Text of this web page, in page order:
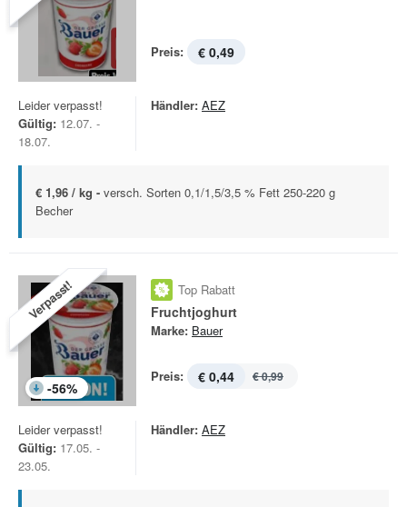
Preis: € 0,49
Leider verpasst!
Gültig: 12.07. -
18.07.
Händler: AEZ
€ 1,96 / kg - versch. Sorten 0,1/1,5/3,5 % Fett 250-220 g
Becher
Verpasst!
-56%
Top Rabatt
Fruchtjoghurt
Marke: Bauer
Preis: € 0,44 € 0,99
Leider verpasst!
Gültig: 17.05. -
23.05.
Händler: AEZ